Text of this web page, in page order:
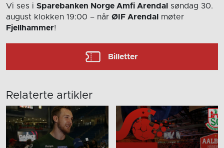
Vi ses i Sparebanken Norge Amfi Arendal
søndag 30.
august klokken 19:00 – når ØIF Arendal
møter
Fjellhammer!
Billetter
Relaterte artikler